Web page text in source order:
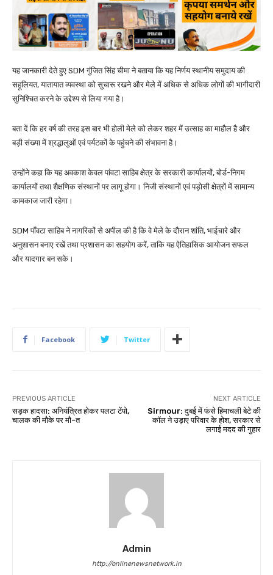
यह जानकारी देते हुए SDM गुंजित सिंह चीमा ने बताया कि यह निर्णय स्थानीय समुदाय की
सहूलियत, यातायात व्यवस्था को सुचारू रखने और मेले में अधिक से अधिक लोगों की भागीदारी
सुनिश्चित करने के उद्देश्य से लिया गया है।
बता दें कि हर वर्ष की तरह इस बार भी होली मेले को लेकर शहर में उत्साह का माहौल है और
बड़ी संख्या में श्रद्धालुओं एवं पर्यटकों के पहुंचने की संभावना है।
उन्होंने कहा कि यह अवकाश केवल पांवटा साहिब क्षेत्र के सरकारी कार्यालयों, बोर्ड-निगम
कार्यालयों तथा शैक्षणिक संस्थानों पर लागू होगा। निजी संस्थानों एवं पड़ोसी क्षेत्रों में सामान्य
कामकाज जारी रहेगा।
SDM पाँवटा साहिब ने नागरिकों से अपील की है कि वे मेले के दौरान शांति, भाईचारे और
अनुशासन बनाए रखें तथा प्रशासन का सहयोग करें, ताकि यह ऐतिहासिक आयोजन सफल
और यादगार बन सके।
Facebook Twitter
PREVIOUS ARTICLE
सड़क हादसा: अनियंत्रित होकर पलटा टेंपो,
चालक की मौके पर मौ-त
NEXT ARTICLE
Sirmour: दुबई में फंसे हिमाचली बेटे की
कॉल ने उड़ाए परिवार के होश, सरकार से
लगाई मदद की गुहार
Admin
http://onlinenewsnetwork.in